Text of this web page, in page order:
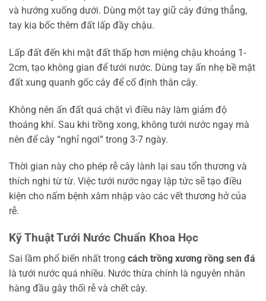
và hướng xuống dưới. Dùng một tay giữ cây đứng thẳng,
tay kia bốc thêm đất lấp đầy chậu.
Lấp đất đến khi mặt đất thấp hơn miệng chậu khoảng 1-
2cm, tạo không gian để tưới nước. Dùng tay ấn nhẹ bề mặt
đất xung quanh gốc cây để cố định thân cây.
Không nên ấn đất quá chặt vì điều này làm giảm độ
thoáng khí. Sau khi trồng xong, không tưới nước ngay mà
nên để cây “nghỉ ngơi” trong 3-7 ngày.
Thời gian này cho phép rễ cây lành lại sau tổn thương và
thích nghi từ từ. Việc tưới nước ngay lập tức sẽ tạo điều
kiện cho nấm bệnh xâm nhập vào các vết thương hở của
rễ.
Kỹ Thuật Tưới Nước Chuẩn Khoa Học
Sai lầm phổ biến nhất trong cách trồng xương rồng sen đá
là tưới nước quá nhiều. Nước thừa chính là nguyên nhân
hàng đầu gây thối rễ và chết cây.